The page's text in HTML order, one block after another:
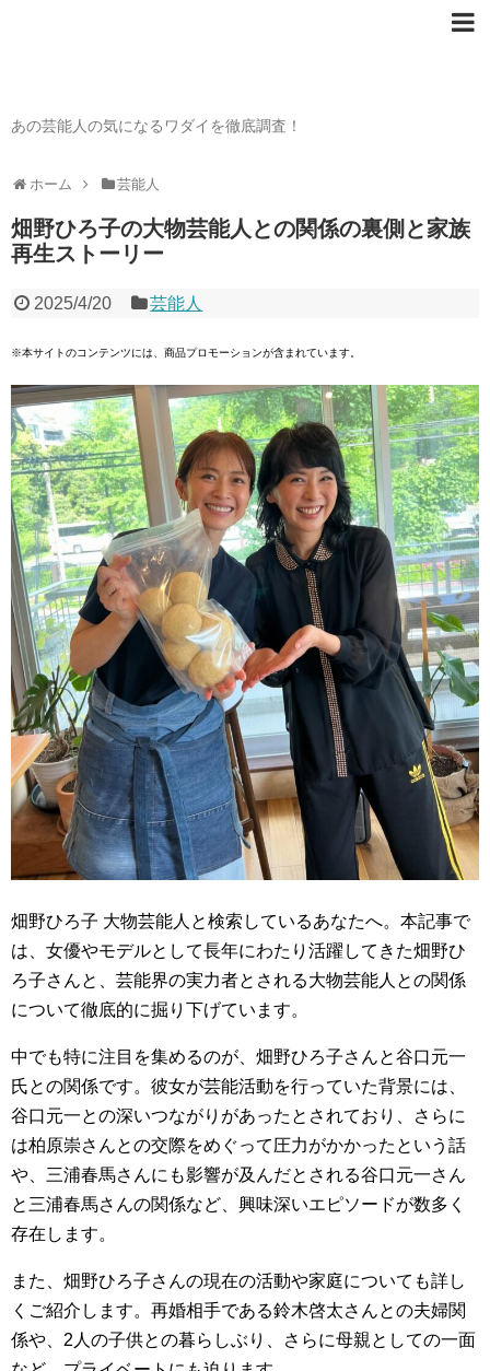
あの芸能人の気になるワダイを徹底調査！
ホーム 芸能人
畑野ひろ子の大物芸能人との関係の裏側と家族
再生ストーリー
2025/4/20 芸能人
※本サイトのコンテンツには、商品プロモーションが含まれています。
畑野ひろ子 大物芸能人と検索しているあなたへ。本記事で
は、女優やモデルとして長年にわたり活躍してきた畑野ひ
ろ子さんと、芸能界の実力者とされる大物芸能人との関係
について徹底的に掘り下げています。
中でも特に注目を集めるのが、畑野ひろ子さんと谷口元一
氏との関係です。彼女が芸能活動を行っていた背景には、
谷口元一との深いつながりがあったとされており、さらに
は柏原崇さんとの交際をめぐって圧力がかかったという話
や、三浦春馬さんにも影響が及んだとされる谷口元一さん
と三浦春馬さんの関係など、興味深いエピソードが数多く
存在します。
また、畑野ひろ子さんの現在の活動や家庭についても詳し
くご紹介します。再婚相手である鈴木啓太さんとの夫婦関
係や、2人の子供との暮らしぶり、さらに母親としての一面